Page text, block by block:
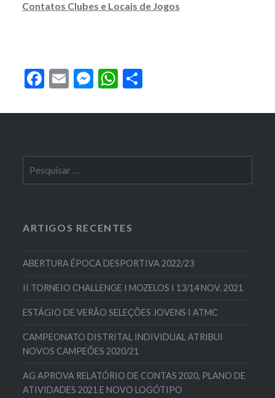
Contatos Clubes e Locais de Jogos
Facebook
EmailMessenger
WhatsApp
Partilhar
por:
ARTIGOS RECENTES
ABERTURA ÉPOCA DESPORTIVA 2022/23
II TORNEIO CHALLENGE I MOZELOS I 13/14 NOV. 2021
ESTÁGIO DE VERÃO SELEÇÕES JOVENS I ATMC
CAMPEONATO DISTRITAL INDIVIDUAL ATRIBUI
NOVOS CAMPEÕES 2020/21
AG APROVA RELATÓRIO DE CONTAS 2020, PLANO DE
ATIVIDADES 2021 E NOVO LOGÓTIPO